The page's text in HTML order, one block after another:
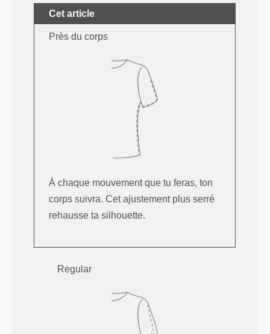
Cet article
Près du corps
À chaque mouvement que tu feras, ton
corps suivra. Cet ajustement plus serré
rehausse ta silhouette.
Regular